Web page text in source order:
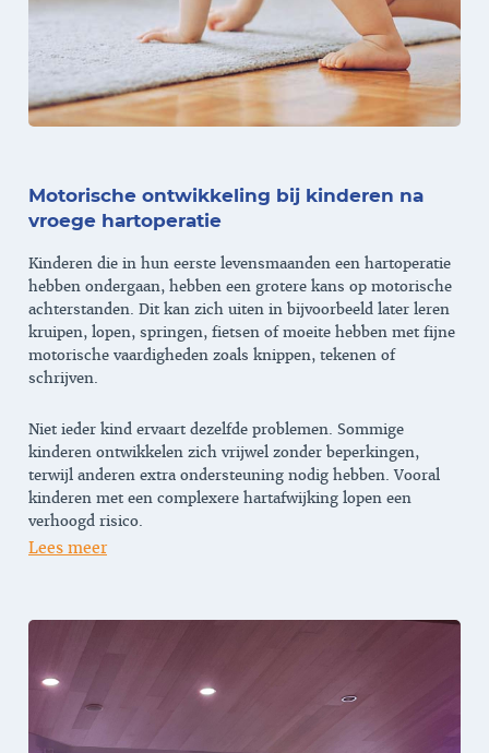
Motorische ontwikkeling bij kinderen na
vroege hartoperatie
Kinderen die in hun eerste levensmaanden een hartoperatie
hebben ondergaan, hebben een grotere kans op motorische
achterstanden. Dit kan zich uiten in bijvoorbeeld later leren
kruipen, lopen, springen, fietsen of moeite hebben met fijne
motorische vaardigheden zoals knippen, tekenen of
schrijven.
Niet ieder kind ervaart dezelfde problemen. Sommige
kinderen ontwikkelen zich vrijwel zonder beperkingen,
terwijl anderen extra ondersteuning nodig hebben. Vooral
kinderen met een complexere hartafwijking lopen een
verhoogd risico.
Lees meer